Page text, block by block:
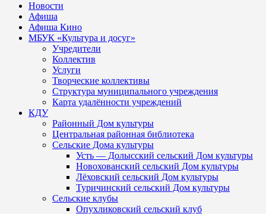
Новости
Афиша
Афиша Кино
МБУК «Культура и досуг»
Учредители
Коллектив
Услуги
Творческие коллективы
Структура муниципального учреждения
Карта удалённости учреждений
КДУ
Районный Дом культуры
Центральная районная библиотека
Сельские Дома культуры
Усть — Долысский сельский Дом культуры
Новохованский сельский Дом культуры
Лёховский сельский Дом культуры
Туричинский сельский Дом культуры
Сельские клубы
Опухликовский сельский клуб